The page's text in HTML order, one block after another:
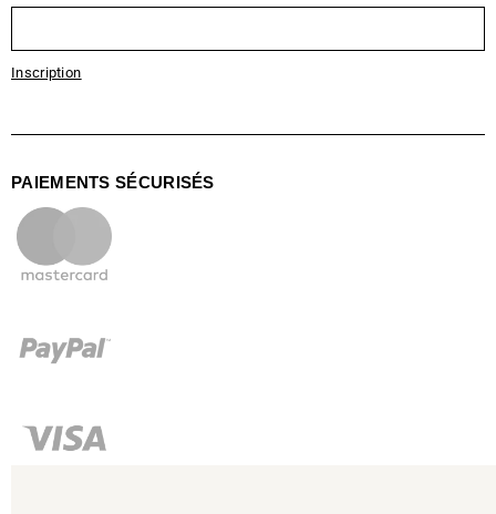
Inscription
PAIEMENTS SÉCURISÉS